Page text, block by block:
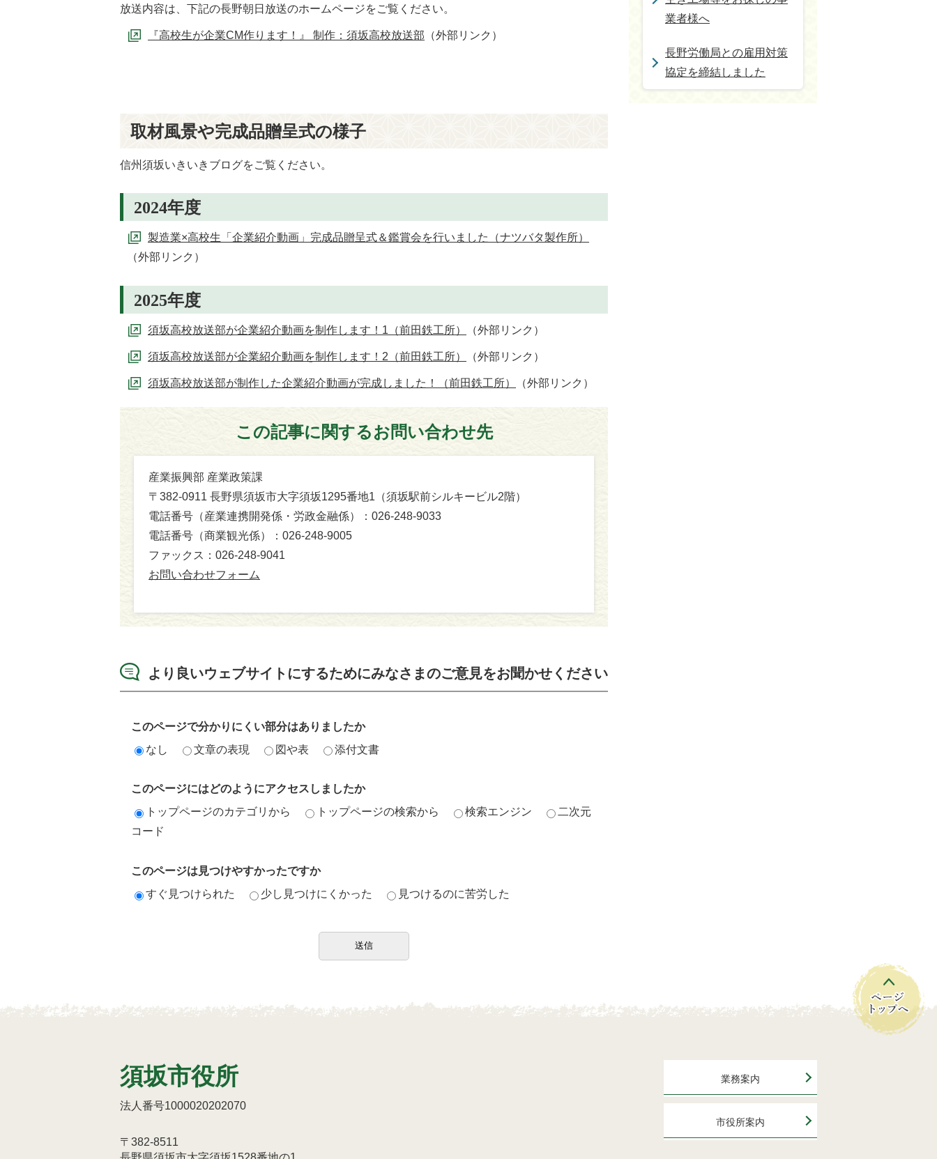
放送内容は、下記の長野朝日放送のホームページをご覧ください。
『高校生が企業CM作ります！』 制作：須坂高校放送部 （外部リンク）
取材風景や完成品贈呈式の様子
信州須坂いきいきブログをご覧ください。
2024年度
製造業×高校生「企業紹介動画」完成品贈呈式＆鑑賞会を行いました（ナツバタ製作所）
（外部リンク）
2025年度
須坂高校放送部が企業紹介動画を制作します！1（前田鉄工所） （外部リンク）
須坂高校放送部が企業紹介動画を制作します！2（前田鉄工所） （外部リンク）
須坂高校放送部が制作した企業紹介動画が完成しました！（前田鉄工所） （外部リンク）
この記事に関するお問い合わせ先
産業振興部 産業政策課
〒382-0911 長野県須坂市大字須坂1295番地1（須坂駅前シルキービル2階）
電話番号（産業連携開発係・労政金融係）：026-248-9033
電話番号（商業観光係）：026-248-9005
ファックス：026-248-9041​​​​​​​
お問い合わせフォーム
より良いウェブサイトにするためにみなさまのご意見をお聞かせください
このページで分かりにくい部分はありましたか
なし
文章の表現 図や表 添付文書
このページにはどのようにアクセスしましたか
トップページのカテゴリから
トップページの検索から 検索エンジン
二次元
コード
このページは見つけやすかったですか
すぐ見つけられた
少し見つけにくかった 見つけるのに苦労した
業者様へ
長野労働局との雇用対策
協定を締結しました
須坂市役所
法人番号1000020202070
〒382-8511
業務案内
市役所案内